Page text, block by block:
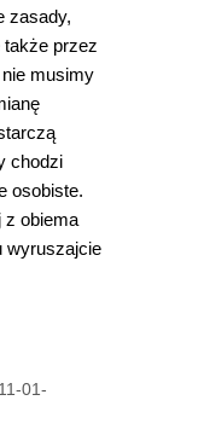
zasady,
przez
musimy
chodzi
osobiste.
z obiema
wyruszajcie
01-